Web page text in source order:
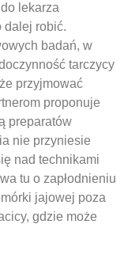
lekarza
dalej robić.
badań, w
tarczycy
przyjmować
proponuje
preparatów
nie przyniesie
nad technikami
tu o zapłodnieniu
jajowej poza
gdzie może